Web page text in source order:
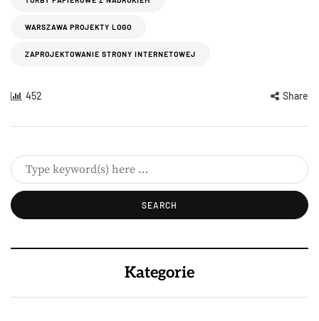
WARSZAWA PROJEKTY LOGO
ZAPROJEKTOWANIE STRONY INTERNETOWEJ
452 Share
Kategorie